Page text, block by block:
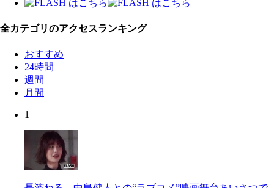
全カテゴリのアクセスランキング
おすすめ
24時間
週間
月間
1